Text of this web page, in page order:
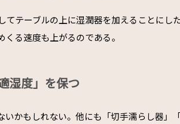
てテーブルの上に湿潤器を加えることにし
る速度も上がるのである。
湿度」を保つ
かもしれない。他にも「切手濡らし器」